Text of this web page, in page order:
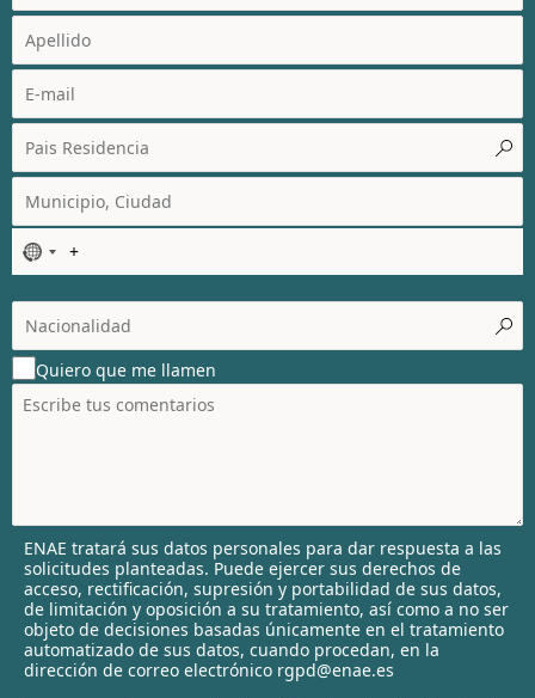
N
o
c
o
u
n
t
l
e
c
t
e
d
Quiero que me llamen
ENAE tratará sus datos personales para dar respuesta a las
solicitudes planteadas. Puede ejercer sus derechos de
acceso, rectificación, supresión y portabilidad de sus datos,
de limitación y oposición a su tratamiento, así como a no ser
objeto de decisiones basadas únicamente en el tratamiento
automatizado de sus datos, cuando procedan, en la
dirección de correo electrónico rgpd@enae.es